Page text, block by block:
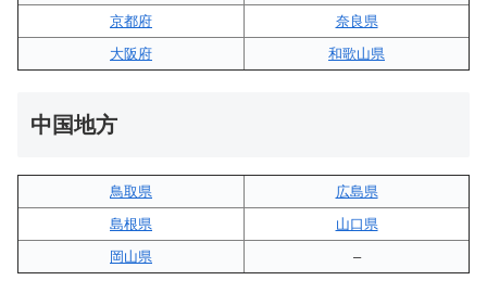
京都府
奈良県
大阪府
和歌山県
中国地方
鳥取県
広島県
島根県
山口県
岡山県
–